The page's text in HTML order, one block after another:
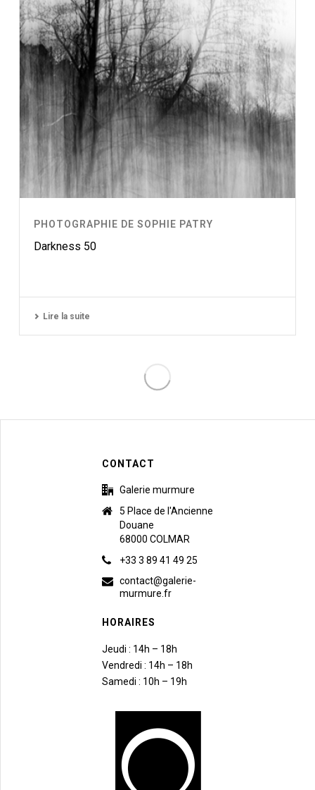
PHOTOGRAPHIE DE SOPHIE PATRY
Darkness 50
Lire la suite
CONTACT
Galerie murmure
5 Place de l'Ancienne
Douane
68000 COLMAR
+33 3 89 41 49 25
contact@galerie-
murmure.fr
HORAIRES
Jeudi : 14h – 18h
Vendredi : 14h – 18h
Samedi : 10h – 19h